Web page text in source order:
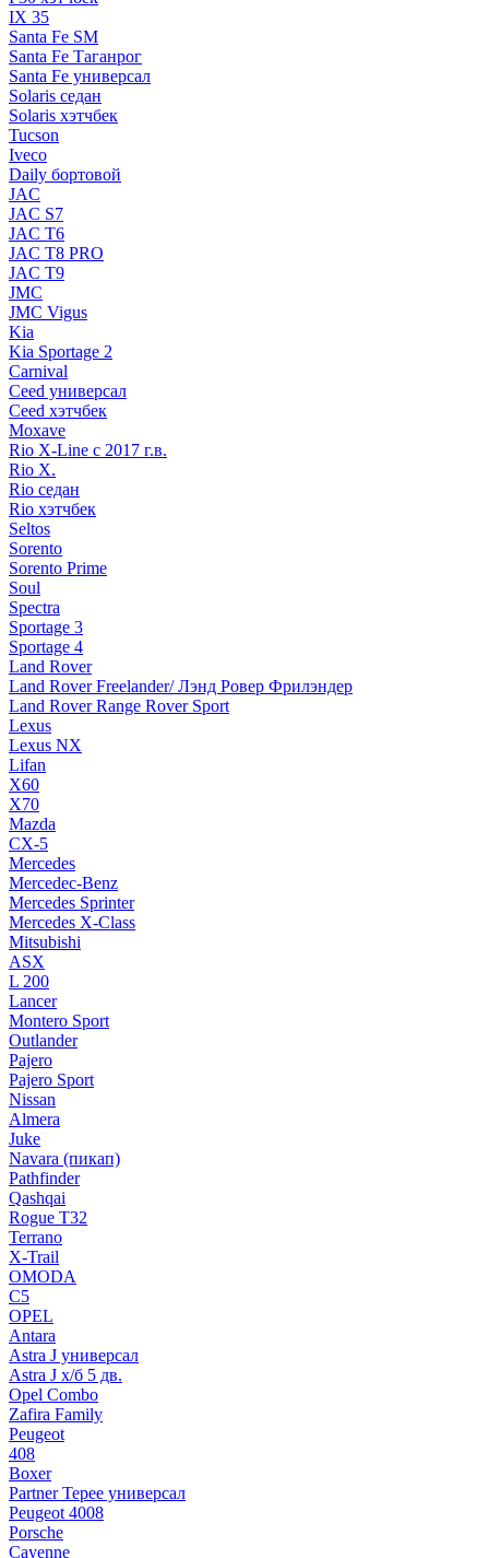
IX 35
Santa Fe SM
Santa Fe Таганрог
Santa Fe универсал
Solaris седан
Solaris хэтчбек
Tucson
Iveco
Daily бортовой
JAC
JAC S7
JAC T6
JAC T8 PRO
JAC T9
JMC
JMC Vigus
Kia
Kia Sportage 2
Carnival
Ceed универсал
Ceed хэтчбек
Moxave
Rio X-Line c 2017 г.в.
Rio X.
Rio седан
Rio хэтчбек
Seltos
Sorento
Sorento Prime
Soul
Spectra
Sportage 3
Sportage 4
Land Rover
Land Rover Freelander/ Лэнд Ровер Фрилэндер
Land Rover Range Rover Sport
Lexus
Lexus NX
Lifan
X60
X70
Mazda
CX-5
Mercedes
Mercedec-Benz
Mercedes Sprinter
Mercedes X-Class
Mitsubishi
ASX
L 200
Lancer
Montero Sport
Outlander
Pajero
Pajero Sport
Nissan
Almera
Juke
Navara (пикап)
Pathfinder
Qashqai
Rogue T32
Terrano
X-Trail
OMODA
C5
OPEL
Antara
Astra J универсал
Astra J х/б 5 дв.
Opel Combo
Zafira Family
Peugeot
408
Boxer
Partner Tepee универсал
Peugeot 4008
Porsche
Cayenne